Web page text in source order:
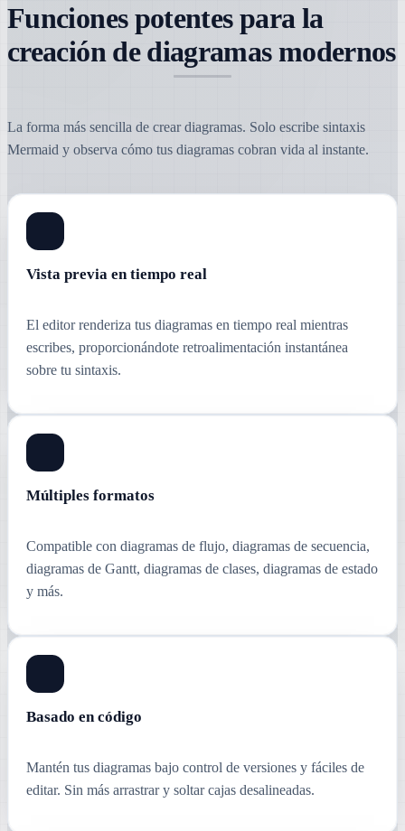
Funciones potentes para la
creación de diagramas modernos
La forma más sencilla de crear diagramas. Solo escribe sintaxis
Mermaid y observa cómo tus diagramas cobran vida al instante.
Vista previa en tiempo real
El editor renderiza tus diagramas en tiempo real mientras
escribes, proporcionándote retroalimentación instantánea
sobre tu sintaxis.
Múltiples formatos
Compatible con diagramas de flujo, diagramas de secuencia,
diagramas de Gantt, diagramas de clases, diagramas de estado
y más.
Basado en código
Mantén tus diagramas bajo control de versiones y fáciles de
editar. Sin más arrastrar y soltar cajas desalineadas.